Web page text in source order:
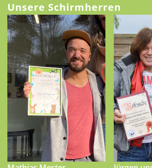
Unsere Schirmherren